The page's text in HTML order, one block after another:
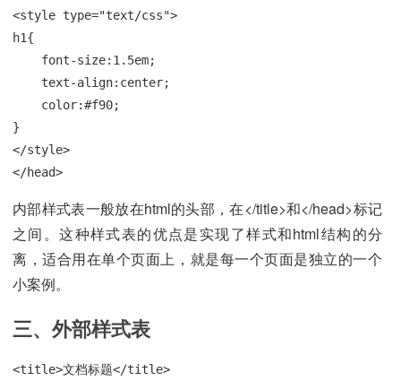
<style type="text/css">
h1{
font-size:1.5em;
text-align:center;
color:#f90;
}
</style>
</head>
内部样式表一般放在html的头部，在</title>和</head>标记
之间。这种样式表的优点是实现了样式和html结构的分
离，适合用在单个页面上，就是每一个页面是独立的一个
小案例。
三、外部样式表
<title>文档标题</title>